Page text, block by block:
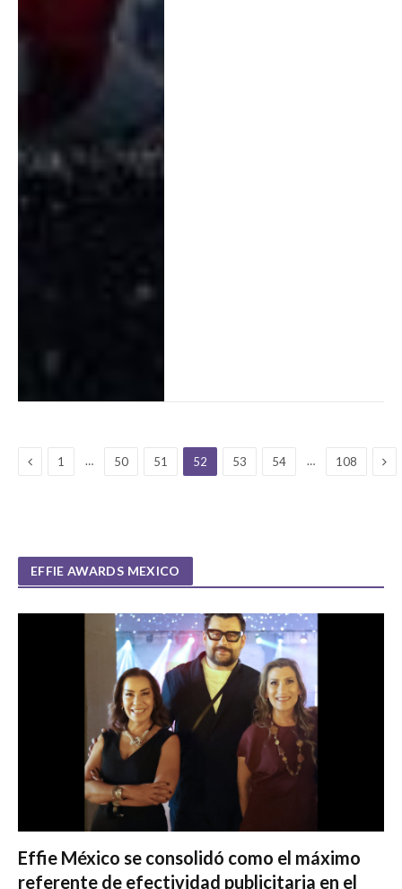
Previous
1 … 50 51 52 53 54 … 108
EFFIE AWARDS MEXICO
Effie México se consolidó como el máximo
referente de efectividad publicitaria en el